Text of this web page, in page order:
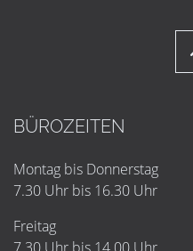
BÜROZEITEN
Montag bis Donnerstag
7.30 Uhr bis 16.30 Uhr
Freitag